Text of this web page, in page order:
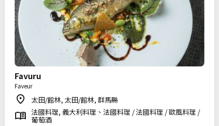
Favuru
Faveur
太田/館林, 太田/館林, 群馬縣
法國料理, 義大利料理、法國料理 / 法國料理 / 歐風料理 /
葡萄酒